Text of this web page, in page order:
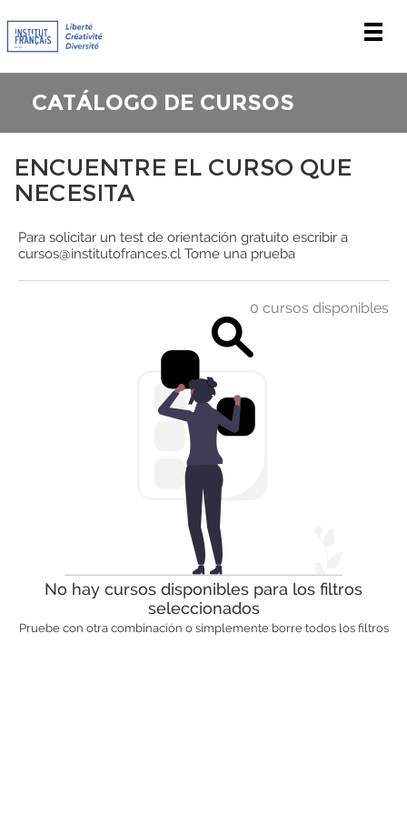
CATÁLOGO DE CURSOS
ENCUENTRE EL CURSO QUE
NECESITA
Para solicitar un test de orientación gratuito escribir a
cursos@institutofrances.cl Tome una prueba
0 cursos disponibles
No hay cursos disponibles para los filtros
seleccionados
Pruebe con otra combinación o simplemente borre todos los filtros